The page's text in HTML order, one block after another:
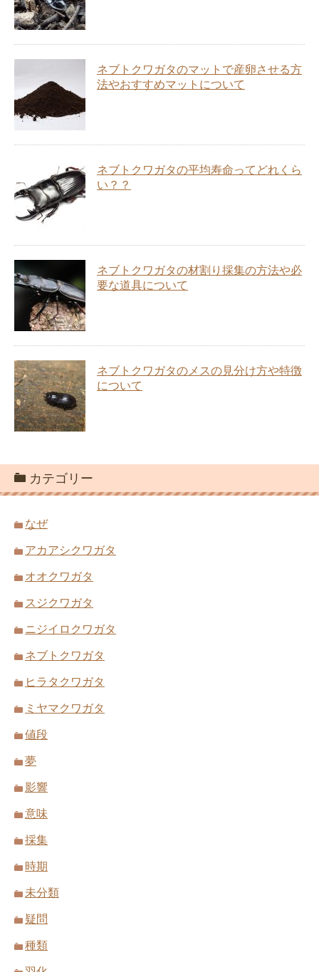
ネブトクワガタのマットで産卵させる方
法やおすすめマットについて
ネブトクワガタの平均寿命ってどれくら
い？？
ネブトクワガタの材割り採集の方法や必
要な道具について
ネブトクワガタのメスの見分け方や特徴
について
カテゴリー
なぜ
アカアシクワガタ
オオクワガタ
スジクワガタ
ニジイロクワガタ
ネブトクワガタ
ヒラタクワガタ
ミヤマクワガタ
値段
夢
影響
意味
採集
時期
未分類
疑問
種類